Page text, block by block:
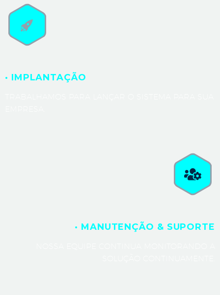
· IMPLANTAÇÃO
· MANUTENÇÃO & SUPORTE